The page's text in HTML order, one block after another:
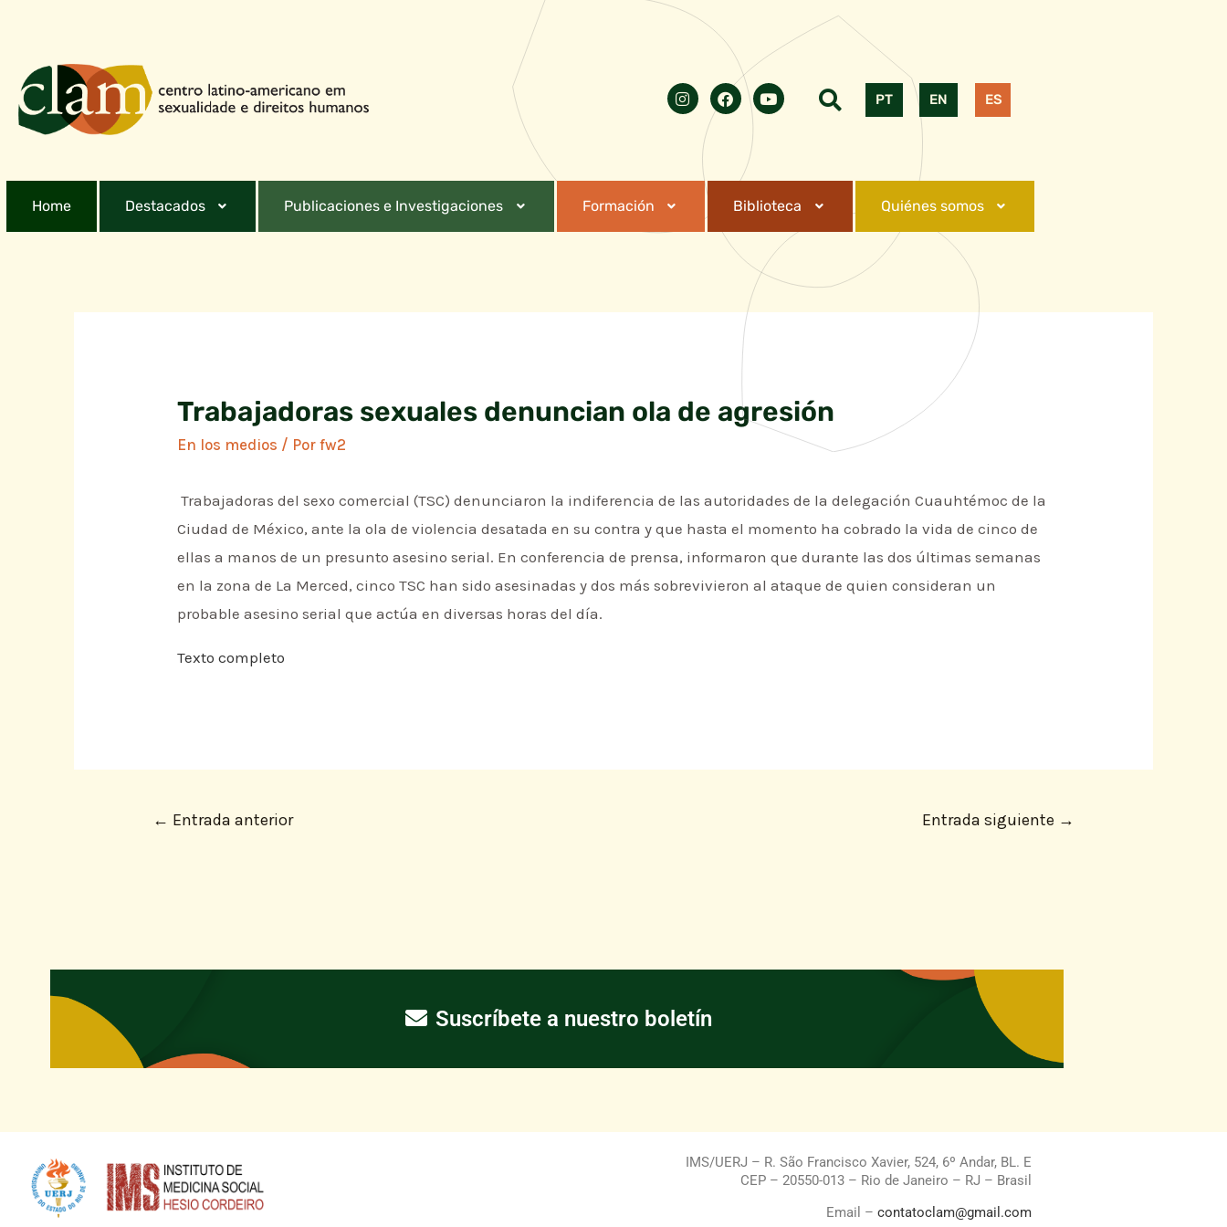
PT EN ES
Home Destacados Publicaciones e Investigaciones Formación Biblioteca Quiénes somos
Trabajadoras sexuales denuncian ola de agresión
En los medios / Porfw2
Trabajadoras del sexo comercial (TSC) denunciaron la indiferencia de las autoridades de la delegación Cuauhtémoc de la
Ciudad de México, ante la ola de violencia desatada en su contra y que hasta el momento ha cobrado la vida de cinco de
ellas a manos de un presunto asesino serial. En conferencia de prensa, informaron que durante las dos últimas semanas
en la zona de La Merced, cinco TSC han sido asesinadas y dos más sobrevivieron al ataque de quien consideran un
probable asesino serial que actúa en diversas horas del día.
Texto completo
← Entrada anterior Entrada siguiente →
Suscríbete a nuestro boletín
IMS/UERJ – R. São Francisco Xavier, 524, 6º Andar, BL. E
CEP – 20550-013 – Rio de Janeiro – RJ – Brasil
Email – contatoclam@gmail.com